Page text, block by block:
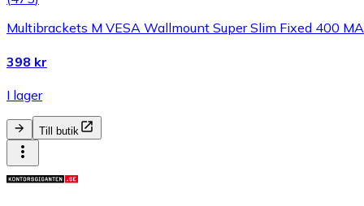
Multibrackets M VESA Wallmount Super Slim Fixed 400
398 kr
I lager
Till butik